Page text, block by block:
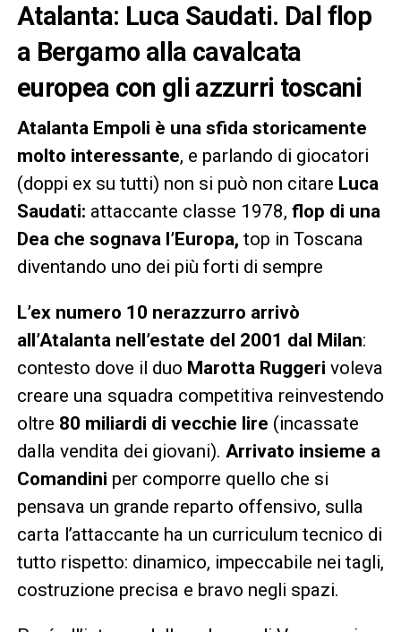
Atalanta: Luca Saudati. Dal flop
a Bergamo alla cavalcata
europea con gli azzurri toscani
Atalanta Empoli è una sfida storicamente
molto interessante, e parlando di giocatori
(doppi ex su tutti) non si può non citare Luca
Saudati: attaccante classe 1978, flop di una
Dea che sognava l’Europa, top in Toscana
diventando uno dei più forti di sempre
L’ex numero 10 nerazzurro arrivò
all’Atalanta nell’estate del 2001 dal Milan:
contesto dove il duo Marotta Ruggeri voleva
creare una squadra competitiva reinvestendo
oltre 80 miliardi di vecchie lire (incassate
dalla vendita dei giovani). Arrivato insieme a
Comandini per comporre quello che si
pensava un grande reparto offensivo, sulla
carta l’attaccante ha un curriculum tecnico di
tutto rispetto: dinamico, impeccabile nei tagli,
costruzione precisa e bravo negli spazi.